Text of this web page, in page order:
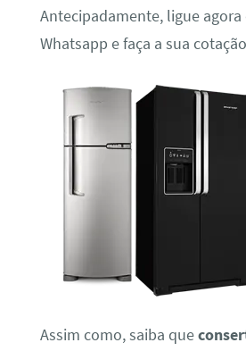
Antecipadamente, ligue agora
Whatsapp e faça a sua
Assim como, saiba que